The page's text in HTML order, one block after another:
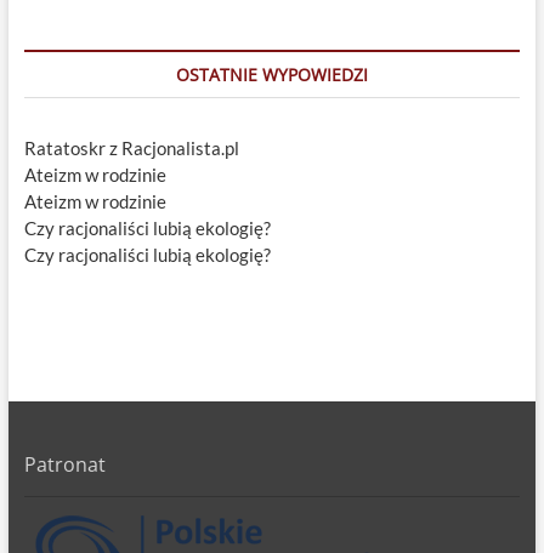
OSTATNIE WYPOWIEDZI
Ratatoskr z Racjonalista.pl
Ateizm w rodzinie
Ateizm w rodzinie
Czy racjonaliści lubią ekologię?
Czy racjonaliści lubią ekologię?
Patronat